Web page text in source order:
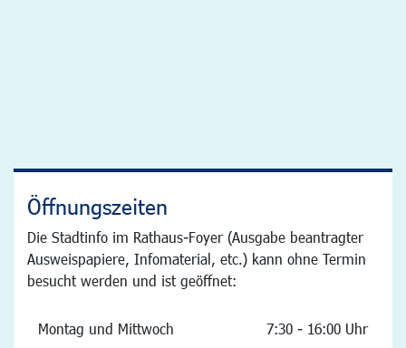
Öffnungszeiten
Die Stadtinfo im Rathaus-Foyer (Ausgabe beantragter
Ausweispapiere, Infomaterial, etc.) kann ohne Termin
besucht werden und ist geöffnet:
Montag und Mittwoch 7:30 - 16:00 Uhr